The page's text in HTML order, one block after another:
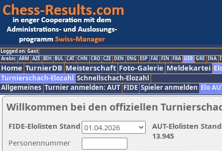
Logged on: Gast
Arabic ARM AZE BIH BUL CAT CHN CRO CZE DEN ENG ESP FAI FIN FRA GER GRE INA
Home TurnierDB Meisterschaft Foto-Galerie Meldekartei
Turnierschach-Elozahl Schnellschach-Elozahl
Allgemeines Turnier anmelden: AUT FIDE Spieler anmelden Elo
Willkommen bei den offiziellen
Personennummer
AUT-Elolisten
13.945
FIDE-Elolisten Stand